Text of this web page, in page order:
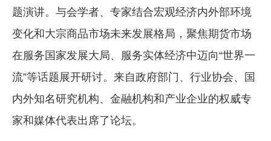
题演讲。与会学者、专家结合宏观经济内外部环境
变化和大宗商品市场未来发展格局，聚焦期货市场
在服务国家发展大局、服务实体经济中迈向“世界一
流”等话题展开研讨。来自政府部门、行业协会、国
内外知名研究机构、金融机构和产业企业的权威专
家和媒体代表出席了论坛。